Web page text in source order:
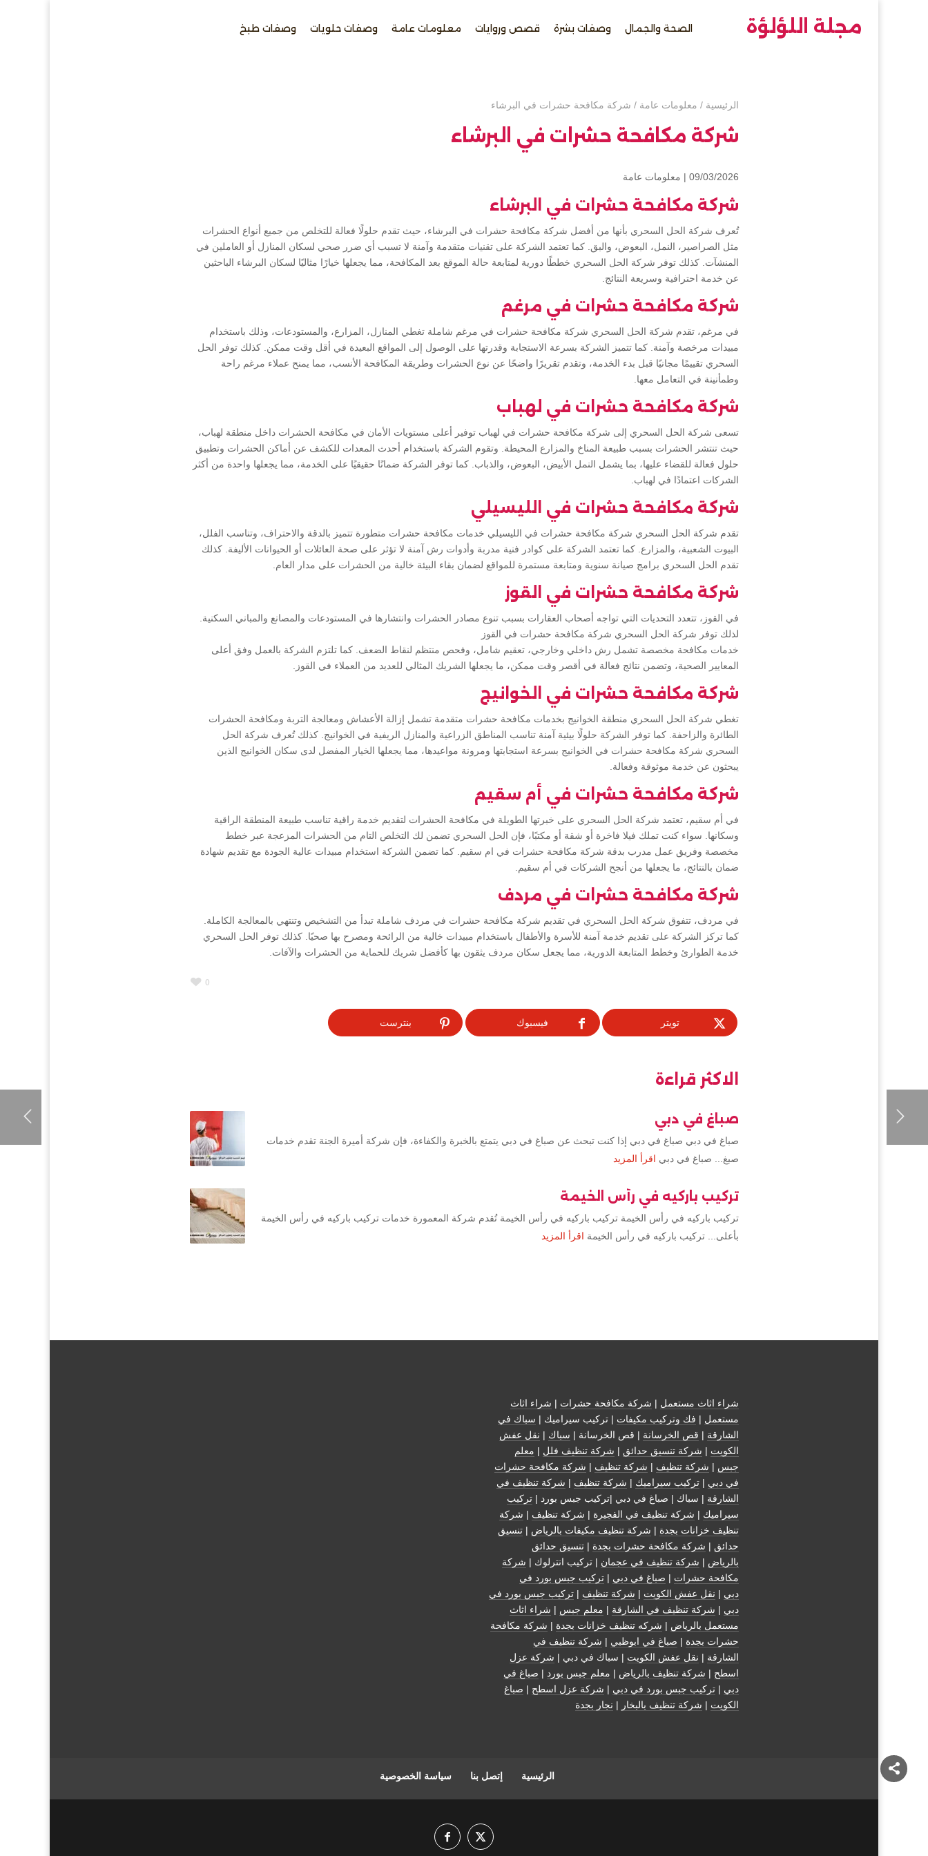
مجلة اللؤلؤة الصحة والجمال وصفات بشرة قصص وروايات معلومات عامة وصفات حلويات وصفات طبخ
الرئيسية / معلومات عامة / شركة مكافحة حشرات في البرشاء
شركة مكافحة حشرات في البرشاء
09/03/2026 | معلومات عامة
شركة مكافحة حشرات في البرشاء
تُعرف شركة الحل السحري بأنها من أفضل شركة مكافحة حشرات في البرشاء، حيث تقدم حلولًا فعالة للتخلص من جميع أنواع الحشرات
مثل الصراصير، النمل، البعوض، والبق. كما تعتمد الشركة على تقنيات متقدمة وآمنة لا تسبب أي ضرر صحي لسكان المنازل أو العاملين في
المنشآت. كذلك توفر شركة الحل السحري خططًا دورية لمتابعة حالة الموقع بعد المكافحة، مما يجعلها خيارًا مثاليًا لسكان البرشاء الباحثين
عن خدمة احترافية وسريعة النتائج.
شركة مكافحة حشرات في مرغم
في مرغم، تقدم شركة الحل السحري شركة مكافحة حشرات في مرغم شاملة تغطي المنازل، المزارع، والمستودعات، وذلك باستخدام
مبيدات مرخصة وآمنة. كما تتميز الشركة بسرعة الاستجابة وقدرتها على الوصول إلى المواقع البعيدة في أقل وقت ممكن. كذلك توفر الحل
السحري تقييمًا مجانيًا قبل بدء الخدمة، وتقدم تقريرًا واضحًا عن نوع الحشرات وطريقة المكافحة الأنسب، مما يمنح عملاء مرغم راحة
وطمأنينة في التعامل معها.
شركة مكافحة حشرات في لهباب
تسعى شركة الحل السحري إلى شركة مكافحة حشرات في لهباب توفير أعلى مستويات الأمان في مكافحة الحشرات داخل منطقة لهباب،
حيث تنتشر الحشرات بسبب طبيعة المناخ والمزارع المحيطة. وتقوم الشركة باستخدام أحدث المعدات للكشف عن أماكن الحشرات وتطبيق
حلول فعالة للقضاء عليها، بما يشمل النمل الأبيض، البعوض، والذباب. كما توفر الشركة ضمانًا حقيقيًا على الخدمة، مما يجعلها واحدة من أكثر
الشركات اعتمادًا في لهباب.
شركة مكافحة حشرات في الليسيلي
تقدم شركة الحل السحري شركة مكافحة حشرات في الليسيلي خدمات مكافحة حشرات متطورة تتميز بالدقة والاحتراف، وتناسب الفلل،
البيوت الشعبية، والمزارع. كما تعتمد الشركة على كوادر فنية مدربة وأدوات رش آمنة لا تؤثر على صحة العائلات أو الحيوانات الأليفة. كذلك
تقدم الحل السحري برامج صيانة سنوية ومتابعة مستمرة للمواقع لضمان بقاء البيئة خالية من الحشرات على مدار العام.
شركة مكافحة حشرات في القوز
في القوز، تتعدد التحديات التي تواجه أصحاب العقارات بسبب تنوع مصادر الحشرات وانتشارها في المستودعات والمصانع والمباني السكنية.
لذلك توفر شركة الحل السحري شركة مكافحة حشرات في القوز
خدمات مكافحة مخصصة تشمل رش داخلي وخارجي، تعقيم شامل، وفحص منتظم لنقاط الضعف. كما تلتزم الشركة بالعمل وفق أعلى
المعايير الصحية، وتضمن نتائج فعالة في أقصر وقت ممكن، ما يجعلها الشريك المثالي للعديد من العملاء في القوز.
شركة مكافحة حشرات في الخوانيج
تغطي شركة الحل السحري منطقة الخوانيج بخدمات مكافحة حشرات متقدمة تشمل إزالة الأعشاش ومعالجة التربة ومكافحة الحشرات
الطائرة والزاحفة. كما توفر الشركة حلولًا بيئية آمنة تناسب المناطق الزراعية والمنازل الريفية في الخوانيج. كذلك تُعرف شركة الحل
السحري شركة مكافحة حشرات في الخوانيج بسرعة استجابتها ومرونة مواعيدها، مما يجعلها الخيار المفضل لدى سكان الخوانيج الذين
يبحثون عن خدمة موثوقة وفعالة.
شركة مكافحة حشرات في أم سقيم
في أم سقيم، تعتمد شركة الحل السحري على خبرتها الطويلة في مكافحة الحشرات لتقديم خدمة راقية تناسب طبيعة المنطقة الراقية
وسكانها. سواء كنت تملك فيلا فاخرة أو شقة أو مكتبًا، فإن الحل السحري تضمن لك التخلص التام من الحشرات المزعجة عبر خطط
مخصصة وفريق عمل مدرب بدقة شركة مكافحة حشرات في ام سقيم. كما تضمن الشركة استخدام مبيدات عالية الجودة مع تقديم شهادة
ضمان بالنتائج، ما يجعلها من أنجح الشركات في أم سقيم.
شركة مكافحة حشرات في مردف
في مردف، تتفوق شركة الحل السحري في تقديم شركة مكافحة حشرات في مردف شاملة تبدأ من التشخيص وتنتهي بالمعالجة الكاملة.
كما تركز الشركة على تقديم خدمة آمنة للأسرة والأطفال باستخدام مبيدات خالية من الرائحة ومصرح بها صحيًا. كذلك توفر الحل السحري
خدمة الطوارئ وخطط المتابعة الدورية، مما يجعل سكان مردف يثقون بها كأفضل شريك للحماية من الحشرات والآفات.
0
تويتر فيسبوك بنترست
الاكثر قراءة
صباغ في دبي
صباغ في دبي صباغ في دبي إذا كنت تبحث عن صباغ في دبي يتمتع بالخبرة والكفاءة، فإن شركة أميرة الجنة تقدم خدمات
صبغ... صباغ في دبي اقرأ المزيد
تركيب باركيه في رأس الخيمة
تركيب باركيه في رأس الخيمة تركيب باركيه في رأس الخيمة تُقدم شركة المعمورة خدمات تركيب باركيه في رأس الخيمة
بأعلى... تركيب باركيه في رأس الخيمة اقرأ المزيد
شراء اثاث مستعمل | شركة مكافحة حشرات | شراء اثاث
مستعمل | فك وتركيب مكيفات | تركيب سيراميك | سباك في
الشارقة | قص الخرسانة | قص الخرسانة | سباك | نقل عفش
الكويت | شركة تنسيق حدائق | شركة تنظيف فلل | معلم
جبس | شركة تنظيف | شركة تنظيف | شركة مكافحة حشرات
في دبي |تركيب سيراميك | شركة تنظيف | شركة تنظيف في
الشارقة | سباك | صباغ في دبي |تركيب جبس بورد |تركيب
سيراميك | شركة تنظيف في الفجيرة | شركة تنظيف | شركة
تنظيف خزانات بجدة | شركة تنظيف مكيفات بالرياض |تنسيق
حدائق | شركة مكافحة حشرات بجدة |تنسيق حدائق
بالرياض | شركة تنظيف في عجمان | تركيب انترلوك | شركة
مكافحة حشرات | صباغ في دبي |تركيب جبس بورد في
دبي | نقل عفش الكويت | شركة تنظيف |تركيب جبس بورد في
دبي | شركة تنظيف في الشارقة | معلم جبس | شراء اثاث
مستعمل بالرياض | شركه تنظيف خزانات بجدة | شركة مكافحة
حشرات بجدة | صباغ في ابوظبي | شركة تنظيف في
الشارقة | نقل عفش الكويت | سباك في دبي | شركة عزل
اسطح | شركة تنظيف بالرياض | معلم جبس بورد | صباغ في
دبي |تركيب جبس بورد في دبي | شركة عزل اسطح | صباغ
الكويت | شركة تنظيف بالبخار | نجار بجدة
الرئيسية إتصل بنا سياسة الخصوصية